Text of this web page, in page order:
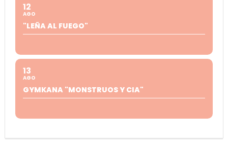
12
AGO
"LEÑA AL FUEGO"
13
AGO
GYMKANA "MONSTRUOS Y CIA"